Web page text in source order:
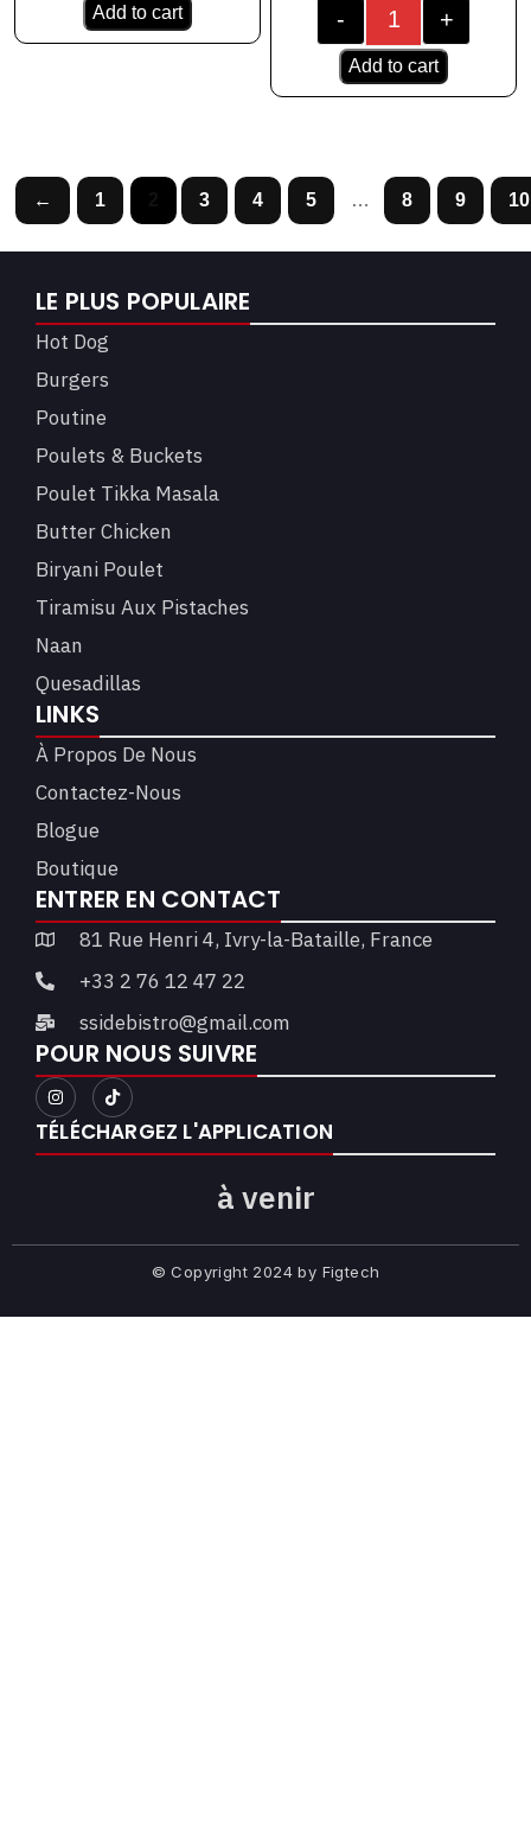
Add to cart - +
Add to cart
← 1 3 4 5 … 8 9 10
LE PLUS POPULAIRE
Hot Dog
Burgers
Poutine
Poulets & Buckets
Poulet Tikka Masala
Butter Chicken
Biryani Poulet
Tiramisu Aux Pistaches
Naan
Quesadillas
LINKS
À Propos De Nous
Contactez-Nous
Blogue
Boutique
ENTRER EN CONTACT
81 Rue Henri 4, Ivry-la-Bataille, France
+33 2 76 12 47 22
ssidebistro@gmail.com
POUR NOUS SUIVRE
TÉLÉCHARGEZ L'APPLICATION​
à venir
© Copyright 2024 by Figtech